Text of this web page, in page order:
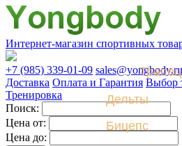
Интернет-магазин спортивных
+7 (985) 339-01-09 sales@yongbody.ru
Доставка Оплата и Гарантия Выбор
Тренировка
Поиск:
Цена от:
Цена до:
Дельты
Бицепс